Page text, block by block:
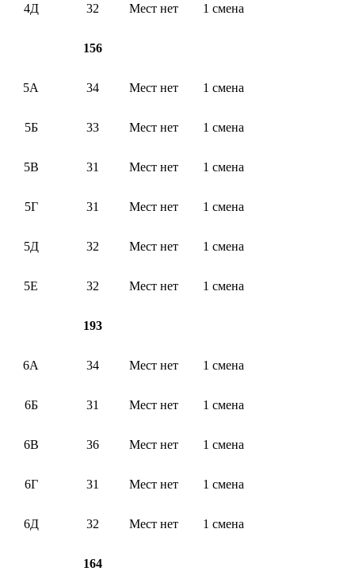
4Д 32 Мест нет 1 смена
156
5А 34 Мест нет 1 смена
5Б 33 Мест нет 1 смена
5В 31 Мест нет 1 смена
5Г 31 Мест нет 1 смена
5Д 32 Мест нет 1 смена
5Е 32 Мест нет 1 смена
193
6А 34 Мест нет 1 смена
6Б 31 Мест нет 1 смена
6В 36 Мест нет 1 смена
6Г 31 Мест нет 1 смена
6Д 32 Мест нет 1 смена
164